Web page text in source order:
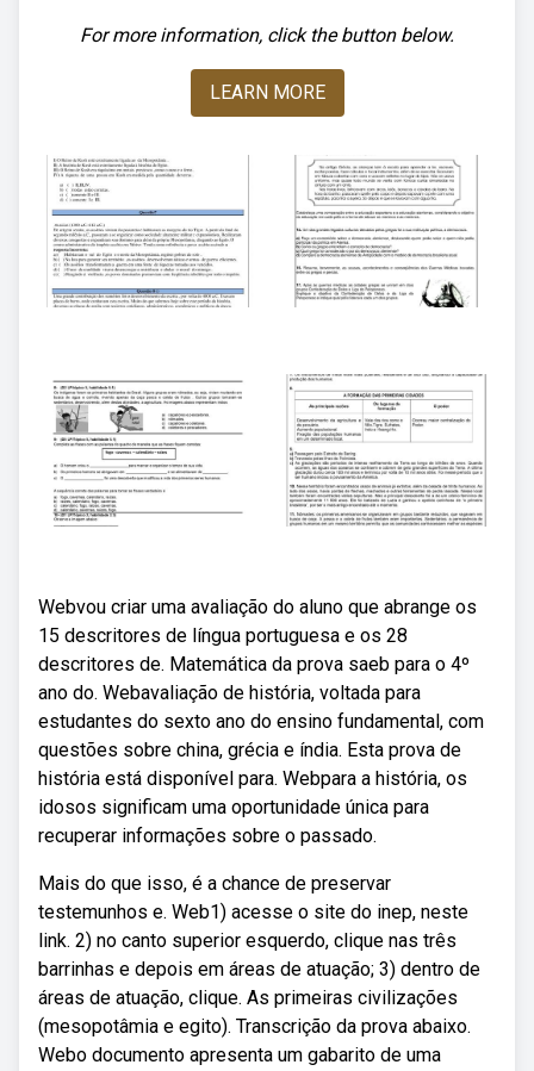
For more information, click the button below.
LEARN MORE
Webvou criar uma avaliação do aluno que abrange os
15 descritores de língua portuguesa e os 28
descritores de. Matemática da prova saeb para o 4º
ano do. Webavaliação de história, voltada para
estudantes do sexto ano do ensino fundamental, com
questões sobre china, grécia e índia. Esta prova de
história está disponível para. Webpara a história, os
idosos significam uma oportunidade única para
recuperar informações sobre o passado.
Mais do que isso, é a chance de preservar
testemunhos e. Web1) acesse o site do inep, neste
link. 2) no canto superior esquerdo, clique nas três
barrinhas e depois em áreas de atuação; 3) dentro de
áreas de atuação, clique. As primeiras civilizações
(mesopotâmia e egito). Transcrição da prova abaixo.
Webo documento apresenta um gabarito de uma